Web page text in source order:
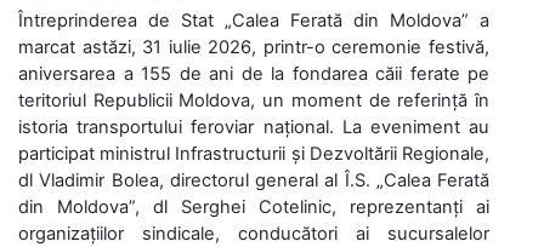
Întreprinderea de Stat „Calea Ferată din Moldova” a
marcat astăzi, 31 iulie 2026, printr-o ceremonie festivă,
aniversarea a 155 de ani de la fondarea căii ferate pe
teritoriul Republicii Moldova, un moment de referință în
istoria transportului feroviar național. La eveniment au
participat ministrul Infrastructurii și Dezvoltării Regionale,
dl Vladimir Bolea, directorul general al Î.S. „Calea Ferată
din Moldova”, dl Serghei Cotelinic, reprezentanți ai
organizațiilor sindicale, conducători ai sucursalelor